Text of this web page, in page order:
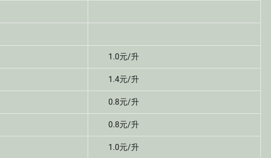
1.0元/升
1.4元/升
0.8元/升
0.8元/升
1.0元/升